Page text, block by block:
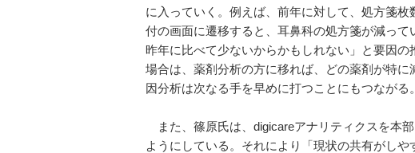
に入っていく。例えば、前年に対して、処方箋
付の画面に遷移すると、耳鼻科の処方箋が減っ
昨年に比べて少ないからかもしれない」と要因
場合は、薬剤分析の方に移れば、どの薬剤が特
因分析は次なる手を早めに打つことにもつながる。
また、篠原氏は、digicareアナリティクスを本
ようにしている。それにより「現状の共有がし